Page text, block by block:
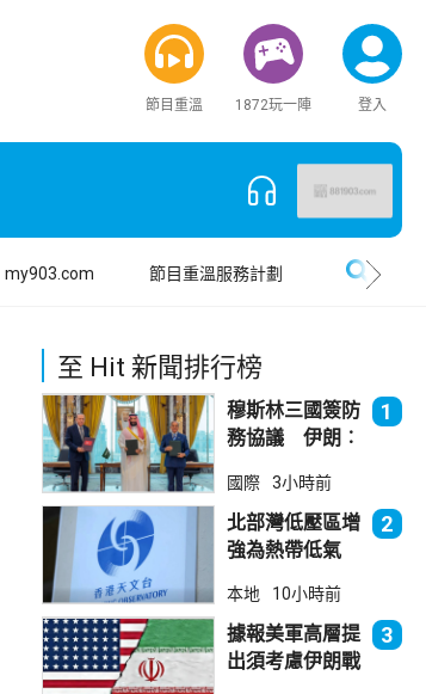
節目重溫 1872玩一陣 登入
my903.com 節目重溫服務計劃
至 Hit 新聞排行榜
穆斯林三國簽防
務協議 伊朗︰
安全
1
國際 3小時前
北部灣低壓區增
強為熱帶低氣
本港直接威脅不
大
2
本地 10小時前
據報美軍高層提
出須考慮伊朗戰
3